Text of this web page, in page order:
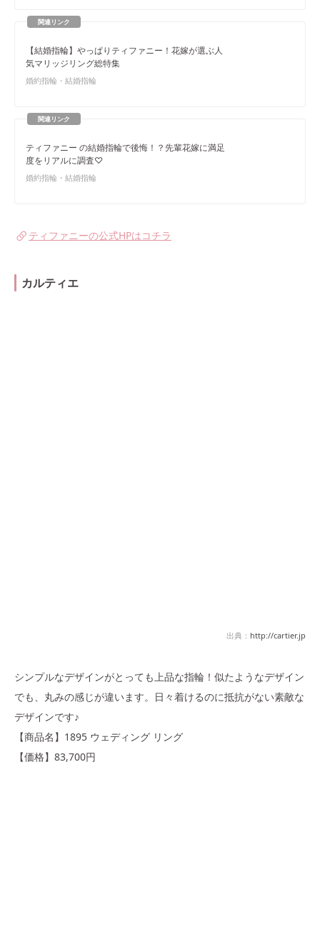
【結婚指輪】やっぱりティファニー！花嫁が選ぶ人
気マリッジリング総特集
婚約指輪・結婚指輪
ティファニー の結婚指輪で後悔！？先輩花嫁に満足
度をリアルに調査♡
婚約指輪・結婚指輪
ティファニーの公式HPはコチラ
カルティエ
出典： http://cartier.jp
シンプルなデザインがとっても上品な指輪！似たようなデザイン
でも、丸みの感じが違います。日々着けるのに抵抗がない素敵な
デザインです♪
【商品名】1895 ウェディング リング
【価格】83,700円